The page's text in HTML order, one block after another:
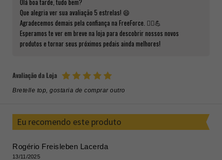
Que alegria ver sua avaliação 5 estrelas! 😄
Agradecemos demais pela confiança na FreeForce. 🚴‍♂️💪
Esperamos te ver em breve na loja para descobrir nossos novos
produtos e tornar seus próximos pedais ainda melhores!
Avaliação da Loja
Bretelle top, gostaria de comprar outro
Eu recomendo este produto
Rogério Freisleben Lacerda
13/11/2025